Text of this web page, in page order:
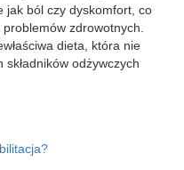
jak ból czy dyskomfort, co
zdrowotnych.
dieta, która nie
odżywczych